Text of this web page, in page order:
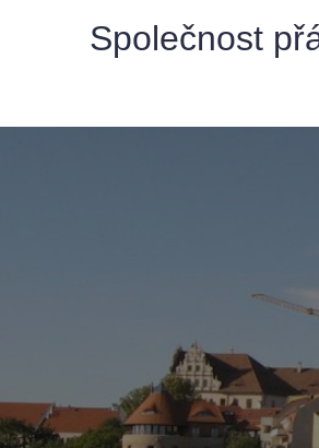
Společnost